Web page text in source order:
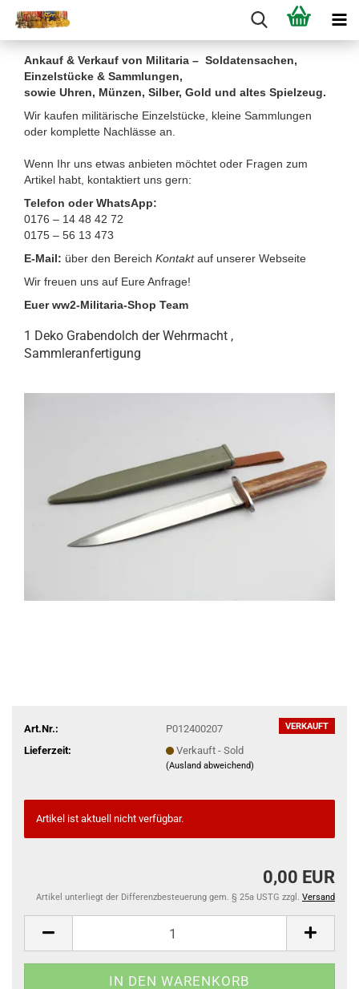
Ankauf & Verkauf von Militaria – Soldatensachen,
Einzelstücke & Sammlungen,
sowie Uhren, Münzen, Silber, Gold und altes Spielzeug.
Wir kaufen militärische Einzelstücke, kleine Sammlungen
oder komplette Nachlässe an.
Wenn Ihr uns etwas anbieten möchtet oder Fragen zum
Artikel habt, kontaktiert uns gern:
Telefon oder WhatsApp:
0176 – 14 48 42 72
0175 – 56 13 473
E-Mail: über den Bereich Kontakt auf unserer Webseite
Wir freuen uns auf Eure Anfrage!
Euer ww2-Militaria-Shop Team
1 Deko Grabendolch der Wehrmacht ,
Sammleranfertigung
VERKAUFT
Art.Nr.:
P012400207
Lieferzeit:
Verkauft - Sold
(Ausland abweichend)
Artikel ist aktuell nicht verfügbar.
0,00 EUR
Artikel unterliegt der Differenzbesteuerung gem. § 25a USTG zzgl. Versand